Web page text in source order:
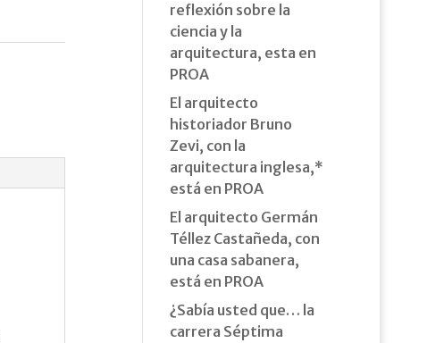
reflexión sobre la
ciencia y la
arquitectura, esta en
PROA
El arquitecto
historiador Bruno
Zevi, con la
arquitectura inglesa,*
está en PROA
El arquitecto Germán
Téllez Castañeda, con
una casa sabanera,
está en PROA
¿Sabía usted que… la
carrera Séptima